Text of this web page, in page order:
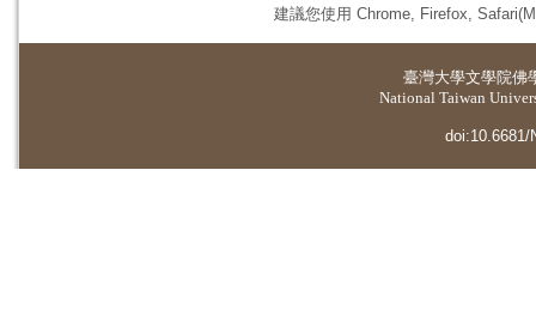
建議您使用 Chrome, Firefox,
臺灣大學文學院佛
National Taiwan
doi:10.6681/